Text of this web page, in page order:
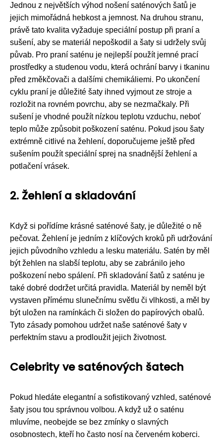
Jednou z největších výhod nošení saténových šatů je
jejich mimořádná hebkost a jemnost. Na druhou stranu,
právě tato kvalita vyžaduje speciální postup při praní a
sušení, aby se materiál nepoškodil a šaty si udržely svůj
půvab. Pro praní saténu je nejlepší použít jemné prací
prostředky a studenou vodu, která ochrání barvy i tkaninu
před změkčovači a dalšími chemikáliemi. Po ukončení
cyklu praní je důležité šaty ihned vyjmout ze stroje a
rozložit na rovném povrchu, aby se nezmačkaly. Při
sušení je vhodné použít nízkou teplotu vzduchu, neboť
teplo může způsobit poškození saténu. Pokud jsou šaty
extrémně citlivé na žehlení, doporučujeme ještě před
sušením použít speciální sprej na snadnější žehlení a
potlačení vrásek.
2. Žehlení a skladování
Když si pořídíme krásné saténové šaty, je důležité o ně
pečovat. Žehlení je jedním z klíčových kroků při udržování
jejich původního vzhledu a lesku materiálu. Satén by měl
být žehlen na slabší teplotu, aby se zabránilo jeho
poškození nebo spálení. Při skladování šatů z saténu je
také dobré dodržet určitá pravidla. Materiál by neměl být
vystaven přímému slunečnímu světlu či vlhkosti, a měl by
být uložen na ramínkách či složen do papírových obalů.
Tyto zásady pomohou udržet naše saténové šaty v
perfektním stavu a prodloužit jejich životnost.
Celebrity ve saténových šatech
Pokud hledáte elegantní a sofistikovaný vzhled, saténové
šaty jsou tou správnou volbou. A když už o saténu
mluvíme, neobejde se bez zmínky o slavných
osobnostech, kteří ho často nosí na červeném koberci.